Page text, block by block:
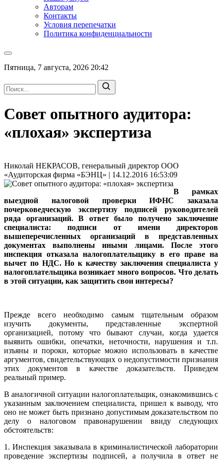
Авторам
Контакты
Условия перепечатки
Политика конфиденциальности
Пятница, 7 августа, 2026 20:42
Совет опытного аудитора:
«плохая» экспертиза
Николай НЕКРАСОВ, генеральный директор ООО
«Аудиторская фирма «БЭНЦ» | 14.12.2016 16:53:09
В рамках
выездной налоговой проверки ИФНС заказала
почерковедческую экспертизу подписей руководителей
ряда организаций. В ответ было получено заключение
специалиста: подписи от имени директоров
вышеперечисленных организаций в представленных
документах выполнены иными лицами. После этого
инспекция отказала налогоплательщику в его праве на
вычет по НДС. Но к качеству заключения специалиста у
налогоплательщика возникает много вопросов. Что делать
в этой ситуации, как защитить свои интересы?
Прежде всего необходимо самым тщательным образом
изучить документы, представленные экспертной
организацией, потому что бывают случаи, когда удается
выявить ошибки, опечатки, неточности, нарушения и т.п.
изъяны и пороки, которые можно использовать в качестве
аргументов, свидетельствующих о недопустимости признания
этих документов в качестве доказательств. Приведем
реальный пример.
В аналогичной ситуации налогоплательщик, ознакомившись с
указанным заключением специалиста, пришел к выводу, что
оно не может быть признано допустимым доказательством по
делу о налоговом правонарушении ввиду следующих
обстоятельств:
1. Инспекция заказывала в криминалистической лаборатории
проведение экспертизы подписей, а получила в ответ не